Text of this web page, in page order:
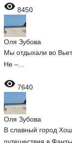
 8450
Оля Зубова
Мы отдыхали во
Не –...
 7640
Оля Зубова
В славный город